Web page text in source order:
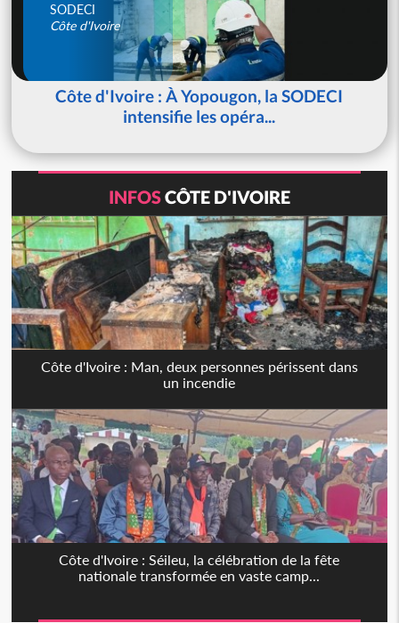
SODECI
Côte d'Ivoire
Côte d'Ivoire : À Yopougon, la SODECI
intensifie les opéra...
INFOSCÔTE D'IVOIRE
Côte d'Ivoire : Man, deux personnes périssent dans
un incendie
Côte d'Ivoire : Séileu, la célébration de la fête
nationale transformée en vaste camp...